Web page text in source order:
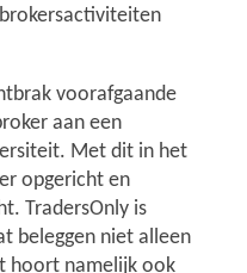
voorafgaande
aan een
Met dit in het
opgericht en
TradersOnly is
beleggen niet alleen
hoort namelijk ook